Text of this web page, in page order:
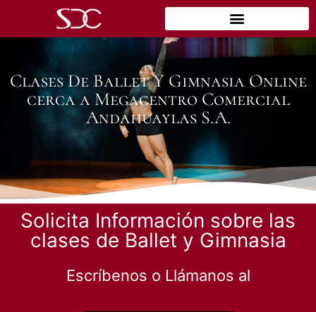
Clases De Ballet Y Gimnasia Online
cerca a Megacentro Comercial
Andahuaylas S.A.
Solicita Información sobre las
clases de Ballet y Gimnasia
Escríbenos o Llámanos al